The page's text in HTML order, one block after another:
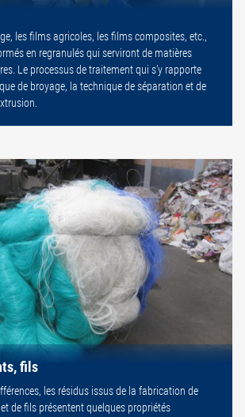
les films agricoles, les films composites, etc.,
en regranulés qui serviront de matières
Le processus de traitement qui s’y rapporte
de broyage, la technique de séparation et de
fils
les résidus issus de la fabrication de
de fils présentent quelques propriétés